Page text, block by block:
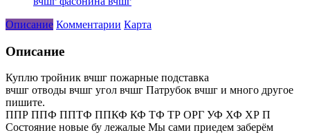
Описание Комментарии Карта
Описание
Куплю тройник вчшг пожарные подставка
вчшг отводы вчшг угол вчшг Патрубок вчшг и много другое
пишите.
ППР ППФ ППТФ ППКФ КФ ТФ ТР ОРГ УФ ХФ ХР П
Состояние новые бу лежалые Мы сами приедем заберём